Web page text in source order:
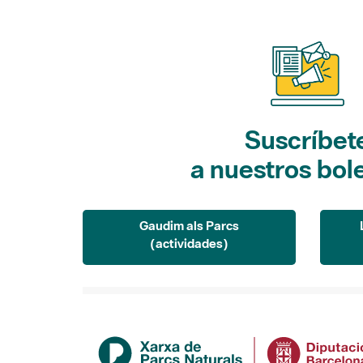
a nuestros
Gaudim als Parcs
(actividades)